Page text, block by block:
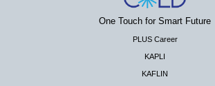
One Touch for Smart Future
PLUS Career
KAPLI
KAFLIN